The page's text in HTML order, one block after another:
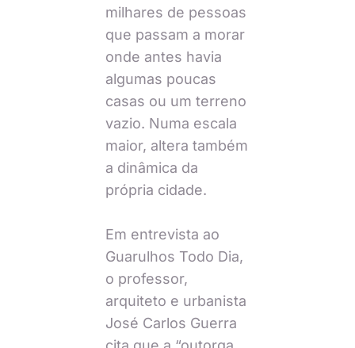
milhares de pessoas
que passam a morar
onde antes havia
algumas poucas
casas ou um terreno
vazio. Numa escala
maior, altera também
a dinâmica da
própria cidade.
Em entrevista ao
Guarulhos Todo Dia,
o professor,
arquiteto e urbanista
José Carlos Guerra